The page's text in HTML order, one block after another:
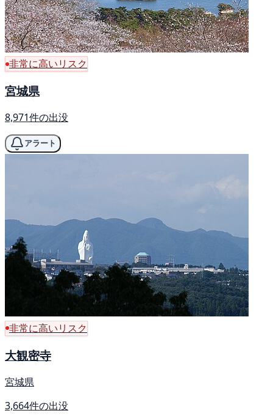
非常に高いリスク
宮城県
8,971件の出没
アラート
非常に高いリスク
大観密寺
宮城県
3,664件の出没